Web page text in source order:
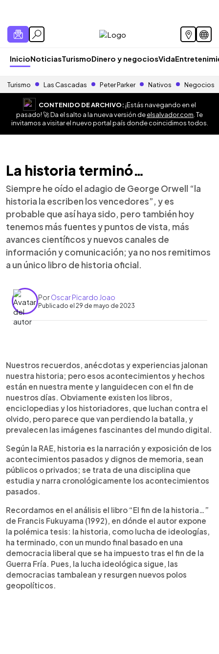
InicioNoticiasTurismoDinero y negociosVida
Turismo Las Cascadas Peter Parker Nativos Negocios
CONTENIDO DE ARCHIVO:¡Estás navegando en el
pasado! 🚀 Da el salto a la nueva versión deelsalvador.com . Te
invitamos a visitar el nuevo portal país donde coincidimos todos.
La historia terminó…
Siempre he oído el adagio de George Orwell “la
historia la escriben los vencedores”, y es
probable que así haya sido, pero también hoy
tenemos más fuentes y puntos de vista, más
avances científicos y nuevos canales de
información y comunicación; ya no nos remitimos
a un único libro de historia oficial.
PorOscar Picardo Joao
Publicado el 29 de mayo de 2023
Escuchar artículo
Nuestros recuerdos, anécdotas y experiencias jalonan
nuestra historia; pero esos acontecimientos y hechos
están en nuestra mente y languidecen con el fin de
nuestros días. Obviamente existen los libros,
enciclopedias y los historiadores, que luchan contra el
olvido, pero parece que van perdiendo la batalla, y
prevalecen las imágenes fascinantes del mundo digital.
Según la RAE, historia es la narración y exposición de los
acontecimientos pasados y dignos de memoria, sean
públicos o privados; se trata de una disciplina que
estudia y narra cronológicamente los acontecimientos
pasados.
Recordamos en el análisis el libro “El fin de la historia…”
de Francis Fukuyama (1992), en dónde el autor expone
la polémica tesis: la historia, como lucha de ideologías,
ha terminado, con un mundo final basado en una
democracia liberal que se ha impuesto tras el fin de la
Guerra Fría. Pues, la lucha ideológica sigue, las
democracias tambalean y resurgen nuevos polos
geopolíticos.